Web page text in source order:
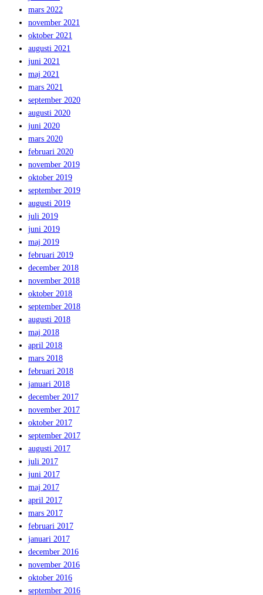
mars 2022
november 2021
oktober 2021
augusti 2021
juni 2021
maj 2021
mars 2021
september 2020
augusti 2020
juni 2020
mars 2020
februari 2020
november 2019
oktober 2019
september 2019
augusti 2019
juli 2019
juni 2019
maj 2019
februari 2019
december 2018
november 2018
oktober 2018
september 2018
augusti 2018
maj 2018
april 2018
mars 2018
februari 2018
januari 2018
december 2017
november 2017
oktober 2017
september 2017
augusti 2017
juli 2017
juni 2017
maj 2017
april 2017
mars 2017
februari 2017
januari 2017
december 2016
november 2016
oktober 2016
september 2016